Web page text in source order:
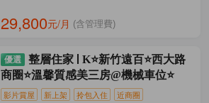
29,800元/月 (含管理費)
整層住家
K⭐新竹遠百⭐西大路
商圈⭐溫馨質感美三房@機械車位⭐
影片賞屋 新上架 拎包入住 近商圈